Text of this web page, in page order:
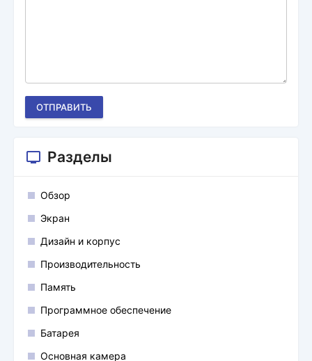
ОТПРАВИТЬ
Разделы
Обзор
Экран
Дизайн и корпус
Производительность
Память
Программное обеспечение
Батарея
Основная камера